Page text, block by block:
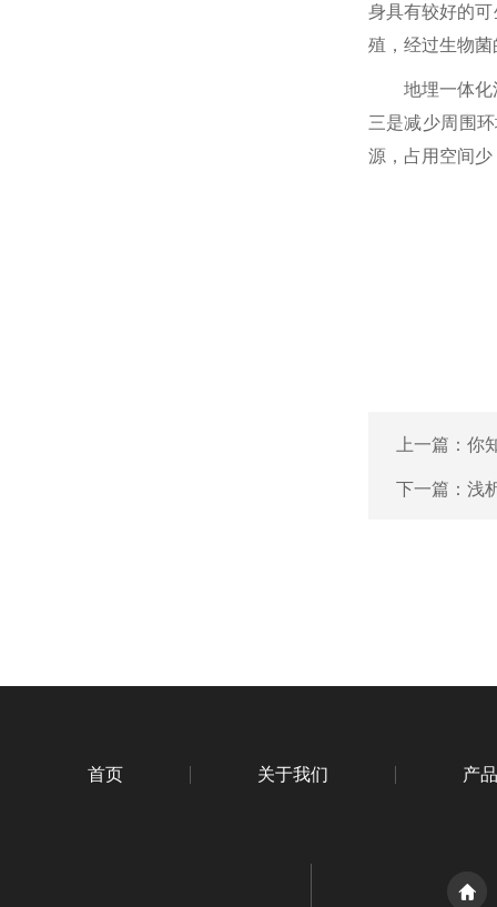
身具有较好的
殖，经过生物
地埋一体化污
三是减少周围
源，占用空间
上一篇： 你
下一篇： 浅
首页 关于我们 产